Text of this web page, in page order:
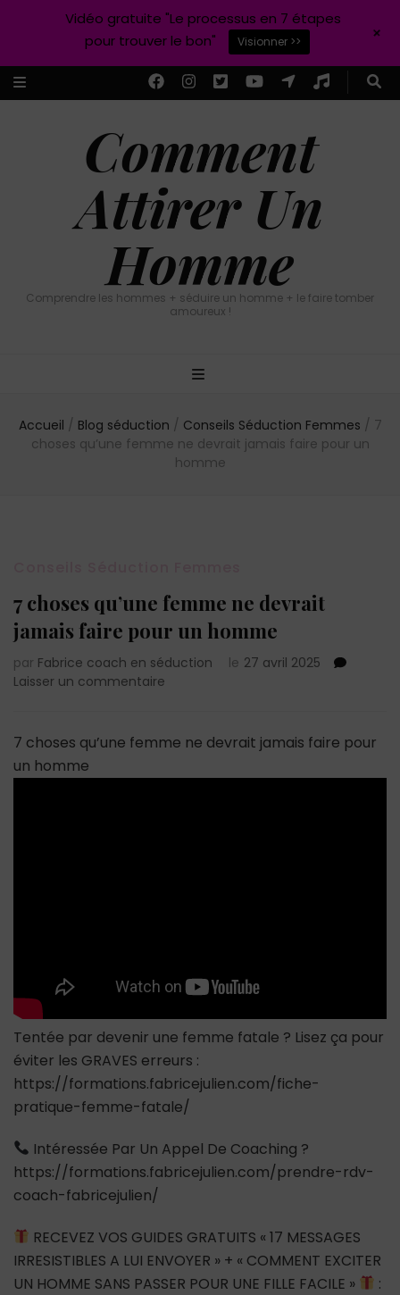
Comment
Attirer Un
Homme
Comprendre les hommes + séduire un homme + le faire tomber
amoureux !
Accueil / Blog séduction / Conseils Séduction Femmes / 7
choses qu’une femme ne devrait jamais faire pour un
homme
7 choses qu’une femme ne devrait
jamais faire pour un homme
par Fabrice coach en séduction le 27 avril 2025
Laisser un commentaire
qu’une
ne
7 choses qu’une femme ne devrait jamais faire pour
un homme
Tentée par devenir une femme fatale ? Lisez ça pour
éviter les GRAVES erreurs :
https://formations.fabricejulien.com/fiche-
pratique-femme-fatale/
Intéressée Par Un Appel De Coaching ?
https://formations.fabricejulien.com/prendre-rdv-
coach-fabricejulien/
RECEVEZ VOS GUIDES GRATUITS « 17 MESSAGES
IRRESISTIBLES A LUI ENVOYER » + « COMMENT EXCITER
UN HOMME SANS PASSER POUR UNE FILLE FACILE »
:
Vidéo gratuite "Le processus en 7 étapes
pour trouver le bon"
Visionner >> +